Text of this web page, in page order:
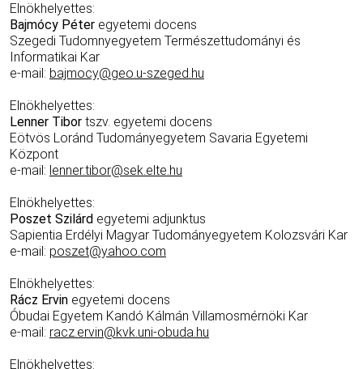
Elnökhelyettes:
Bajmócy Péter egyetemi docens
Szegedi Tudomnyegyetem Természettudományi és
Informatikai Kar
e-mail: bajmocy@geo.u-szeged.hu
Elnökhelyettes:
Lenner Tibor tszv. egyetemi docens
Eötvös Loránd Tudományegyetem Savaria Egyetemi
Központ
e-mail: lenner.tibor@sek.elte.hu
Elnökhelyettes:
Poszet Szilárd egyetemi adjunktus
Sapientia Erdélyi Magyar Tudományegyetem Kolozsvári Kar
e-mail: poszet@yahoo.com
Elnökhelyettes:
Rácz Ervin egyetemi docens
Óbudai Egyetem Kandó Kálmán Villamosmérnöki Kar
e-mail: racz.ervin@kvk.uni-obuda.hu
Elnökhelyettes: